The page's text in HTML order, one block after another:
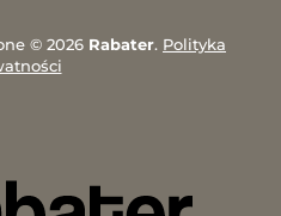
© 2026 Rabater. Polityka